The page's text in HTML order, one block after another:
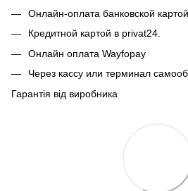
Онлайн-оплата банковской
Кредитной картой в privat24.
Онлайн оплата Wayfopay
Через кассу или терминал
Гарантія від виробника